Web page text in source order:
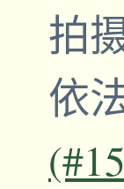
拍
依